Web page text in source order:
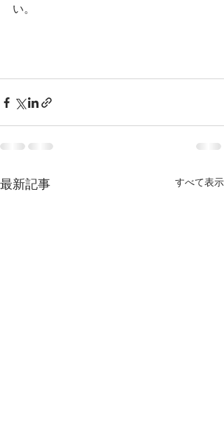
い。
最新記事 すべて表示